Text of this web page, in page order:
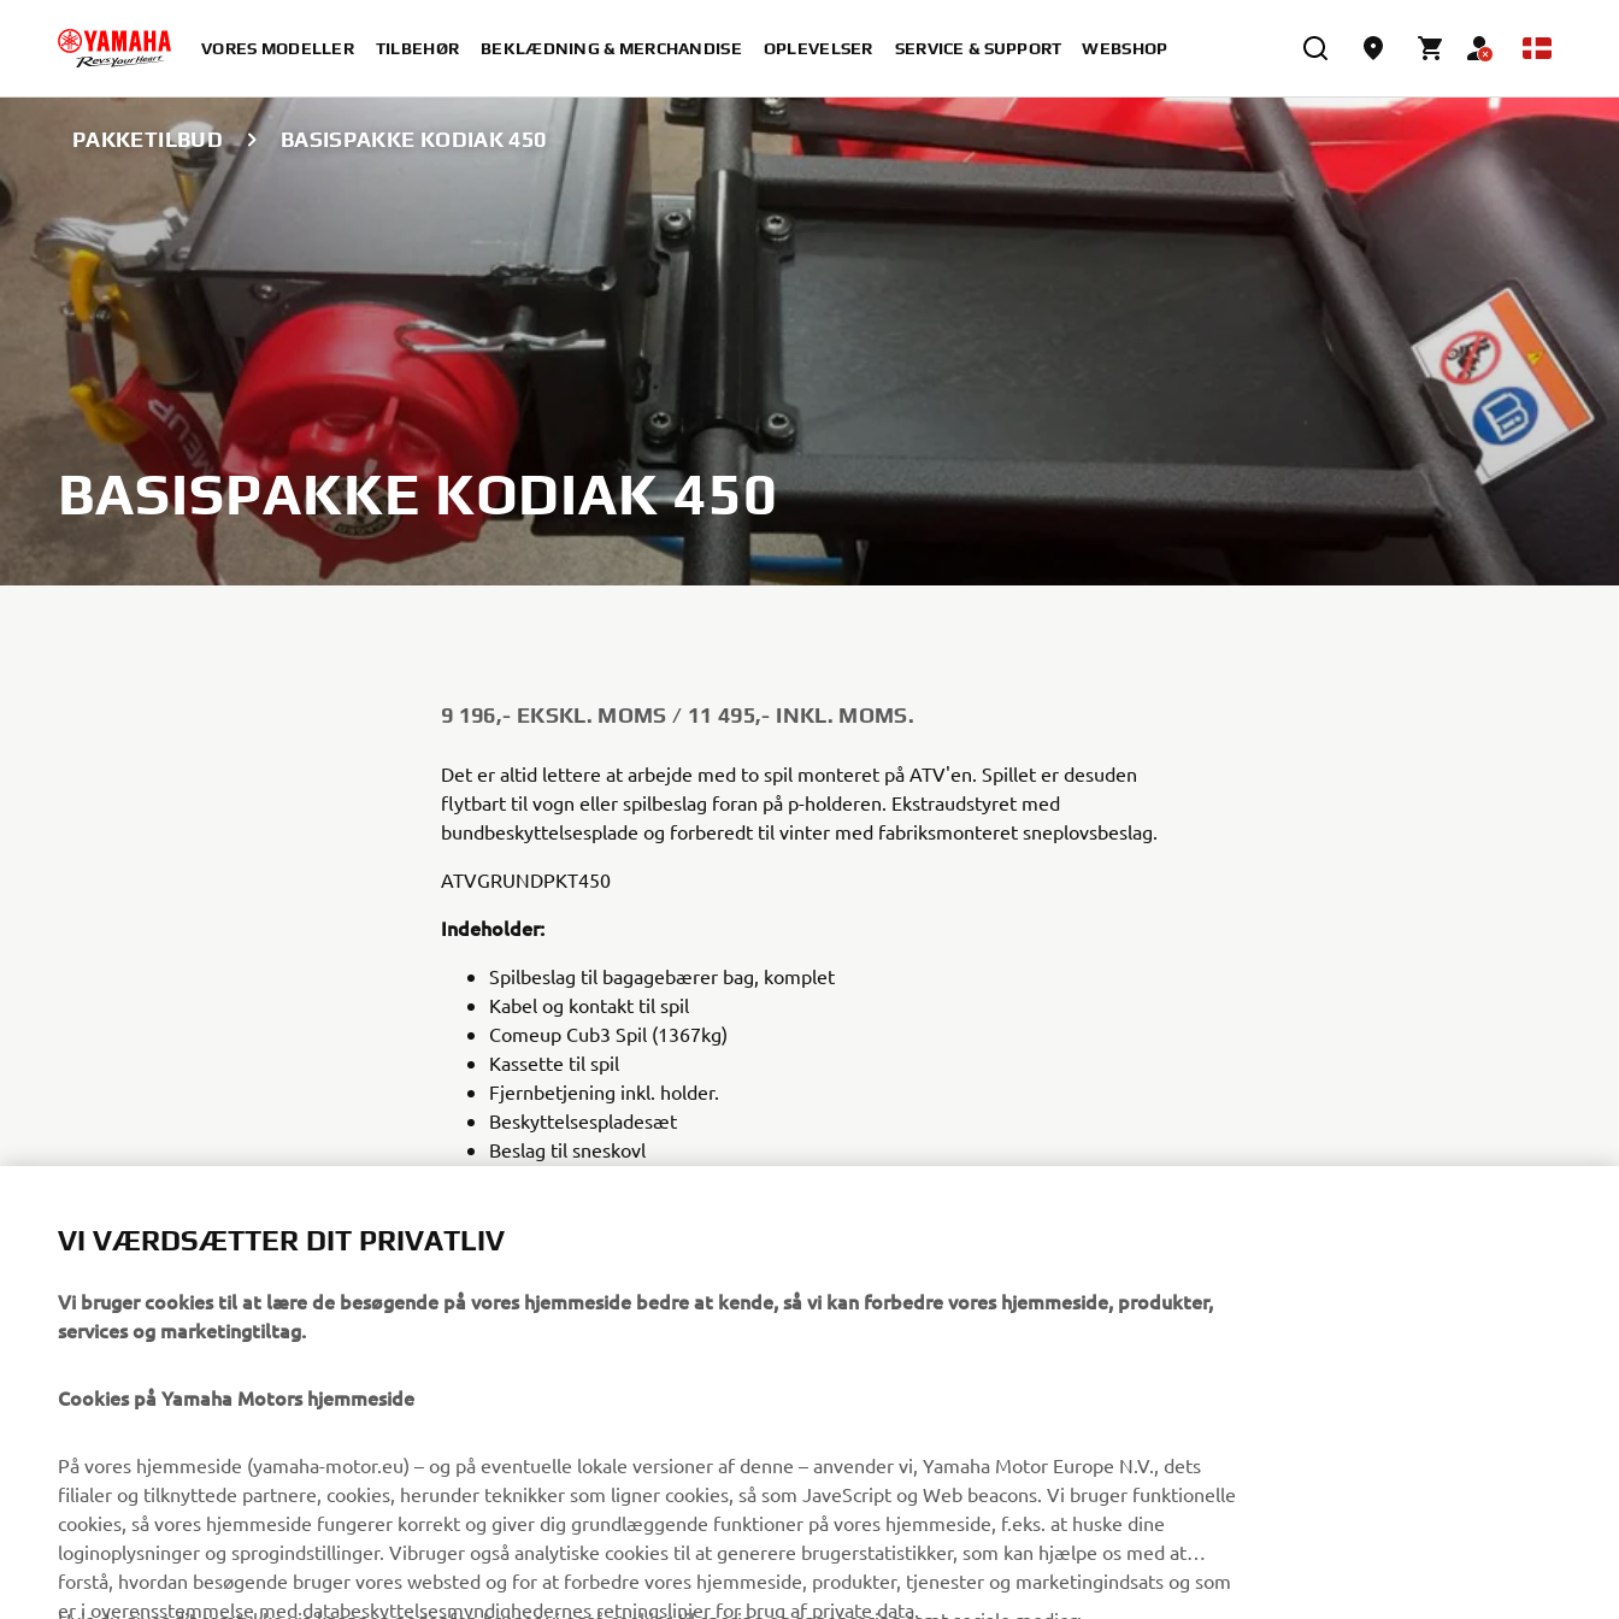
VORES MODELLER TILBEHØR BEKLÆDNING & MERCHANDISE OPLEVELSER SERVICE & SUPPORT WEBSHOP
PAKKETILBUD BASISPAKKE KODIAK 450
BASISPAKKE KODIAK 450
9 196,- EKSKL. MOMS / 11 495,- INKL. MOMS.
Det er altid lettere at arbejde med to spil monteret på ATV'en. Spillet er desuden
flytbart til vogn eller spilbeslag foran på p-holderen. Ekstraudstyret med
bundbeskyttelsesplade og forberedt til vinter med fabriksmonteret sneplovsbeslag.
ATVGRUNDPKT450
Indeholder:
Spilbeslag til bagagebærer bag, komplet
Kabel og kontakt til spil
Comeup Cub3 Spil (1367kg)
Kassette til spil
Fjernbetjening inkl. holder.
Beskyttelsespladesæt
Beslag til sneskovl
Om os
Nyheder
Begivenheder
eBike systemer
Myndigheder
Golfbaner
MyYamaha
Yamaha Music
Yamaha Racing
Kundeservice
Reservedelskatalog
Yamaha-forhandler
Vær den første til at få besked om de seneste tilbud, særlige
arrangementer, nye udgivelser og meget mere.
VI VÆRDSÆTTER DIT PRIVATLIV
Vi bruger cookies til at lære de besøgende på vores hjemmeside bedre at kende, så vi kan forbedre vores hjemmeside, produkter,
services og marketingtiltag.
Cookies på Yamaha Motors hjemmeside
På vores hjemmeside (yamaha-motor.eu) – og på eventuelle lokale versioner af denne – anvender vi, Yamaha Motor Europe N.V., dets
filialer og tilknyttede partnere, cookies, herunder teknikker som ligner cookies, så som JaveScript og Web beacons. Vi bruger funktionelle
cookies, så vores hjemmeside fungerer korrekt og giver dig grundlæggende funktioner på vores hjemmeside, f.eks. at huske dine
loginoplysninger og sprogindstillinger. Vibruger også analytiske cookies til at generere brugerstatistikker, som kan hjælpe os med at
forstå, hvordan besøgende bruger vores websted og for at forbedre vores hjemmeside, produkter, tjenester og marketingindsats og som
er i overensstemmelse med databeskyttelsesmyndighedernes retningslinjer for brug af private data.